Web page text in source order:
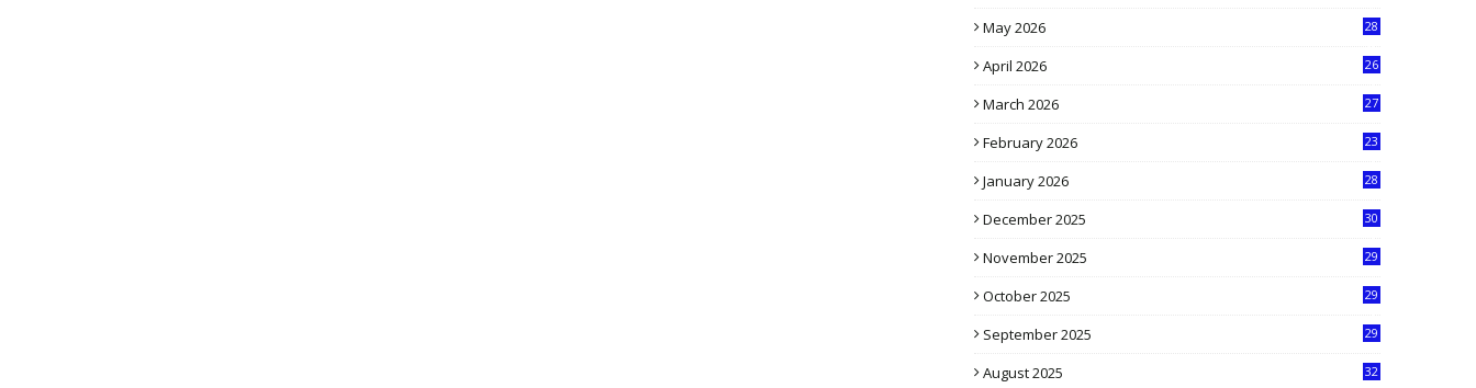
May 2026
28
April 2026
26
March 2026
27
February 2026
23
January 2026
28
December 2025
30
November 2025
29
October 2025
29
September 2025
29
August 2025
32